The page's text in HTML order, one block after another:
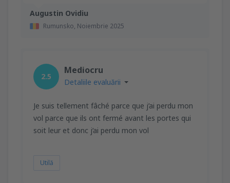
Augustin Ovidiu
Rumunsko, Noiembrie 2025
2.5
Mediocru
Detaliile evaluării
Je suis tellement fâché parce que j’ai perdu mon
vol parce que ils ont fermé avant les portes qui
soit leur et donc j’ai perdu mon vol
Utilă